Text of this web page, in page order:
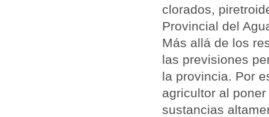
clorados,
Provincial del
Más allá de los
las previsiones
la provincia. Por
agricultor al
sustancias